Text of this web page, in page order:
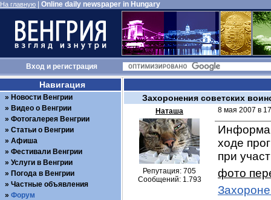
На главную Online daily newspaper in Hungary
Входи регистрация
Захоронения советских
Наташа
Репутация: 705
Сообщений: 1.793
8 мая 2007 в
ходе
при
фото
Навигация
Новости Венгрии
Видео о Венгрии
Фотогалерея Венгрии
Статьи о Венгрии
Афиша
Фестивали Венгрии
Услуги в Венгрии
Погода в Венгрии
Частные объявления
Форум